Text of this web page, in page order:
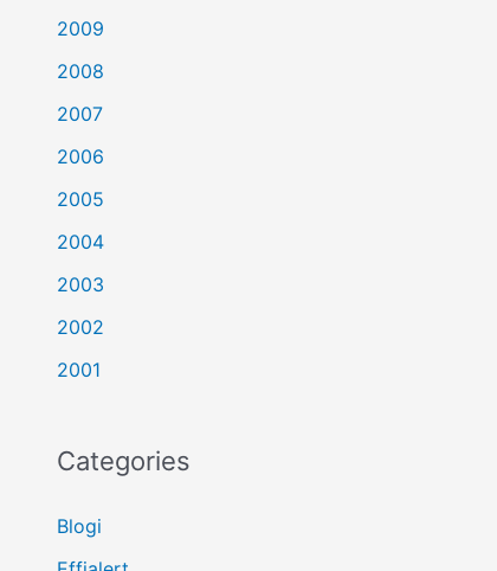
2009
2008
2007
2006
2005
2004
2003
2002
2001
Categories
Blogi